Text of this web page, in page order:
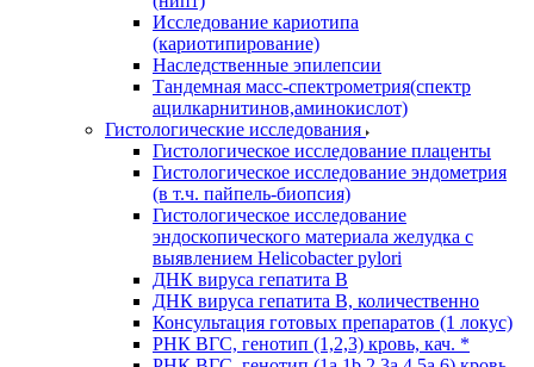
Исследование кариотипа
(кариотипирование)
Наследственные эпилепсии
Тандемная масс-спектрометрия(спектр
ацилкарнитинов,аминокислот)
Гистологические исследования
Гистологическое исследование плаценты
Гистологическое исследование эндометрия
(в т.ч. пайпель-биопсия)
Гистологическое исследование
эндоскопического материала желудка с
выявлением Helicobacter pylori
ДНК вируса гепатита B
ДНК вируса гепатита B, количественно
Консультация готовых препаратов (1 локус)
РНК ВГC, генотип (1,2,3) кровь, кач. *